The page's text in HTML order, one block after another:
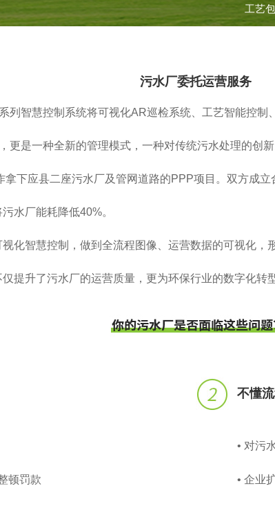
工艺
污水厂委托运营服务
列智慧控制系统将可视化AR巡检系统、工艺智能控
更是一种全新的管理模式，一种对传统污水处理的创新
下应县二座污水厂及管网道路的PPP项目。双方成
水厂能耗降低40%。
化智慧控制，做到全流程图像、运营数据的可视化，
提升了污水厂的运营质量，更为环保行业的数字化转
顿罚款
不懂
• 对污
• 企业